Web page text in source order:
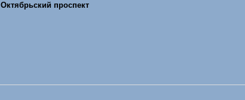
Октябрьский проспект